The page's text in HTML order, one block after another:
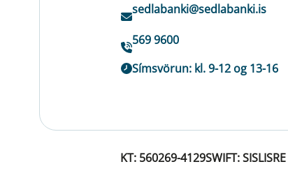
sedlabanki@sedlabanki.is
569 9600
Símsvörun: kl. 9-12 og 13-16
KT: 560269-4129SWIFT: SISLISRE